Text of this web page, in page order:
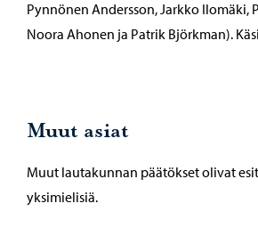
Pynnönen Andersson, Jarkko Ilomäki,
Noora Ahonen ja Patrik Björkman).
Muut asiat
Muut lautakunnan päätökset olivat
yksimielisiä.